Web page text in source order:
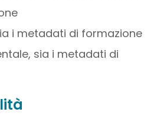
i metadati di formazione
sia i metadati di